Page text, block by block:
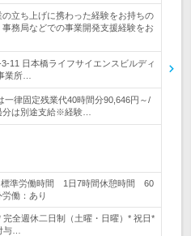
立ち上げに携わった経験をお持ちの
務局などでの事業開発支援経験をお
11 日本橋ライフサイエンスビルディ
業所…
一律固定残業代40時間分90,646円～/
は別途支給※経験…
標準労働時間 1日7時間休憩時間 60
働：あり
全週休二日制（土曜・日曜）* 祝日*
与…